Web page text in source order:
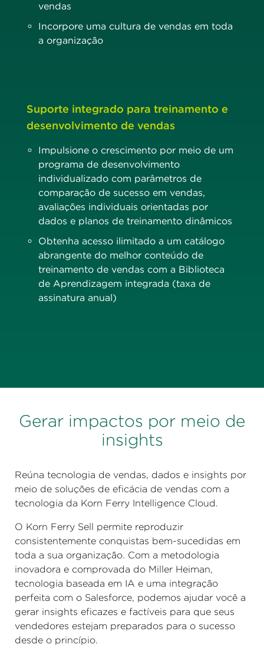
vendas
Incorpore uma cultura de vendas em toda
a organização
Suporte integrado para treinamento e
desenvolvimento de vendas
Impulsione o crescimento por meio de um
programa de desenvolvimento
individualizado com parâmetros de
comparação de sucesso em vendas,
avaliações individuais orientadas por
dados e planos de treinamento dinâmicos
Obtenha acesso ilimitado a um catálogo
abrangente do melhor conteúdo de
treinamento de vendas com a Biblioteca
de Aprendizagem integrada (taxa de
assinatura anual)
Gerar impactos por meio de
insights
Reúna tecnologia de vendas, dados e insights por
meio de soluções de eficácia de vendas com a
tecnologia da Korn Ferry Intelligence Cloud.
O Korn Ferry Sell permite reproduzir
consistentemente conquistas bem-sucedidas em
toda a sua organização. Com a metodologia
inovadora e comprovada do Miller Heiman,
tecnologia baseada em IA e uma integração
perfeita com o Salesforce, podemos ajudar você a
gerar insights eficazes e factíveis para que seus
vendedores estejam preparados para o sucesso
desde o princípio.